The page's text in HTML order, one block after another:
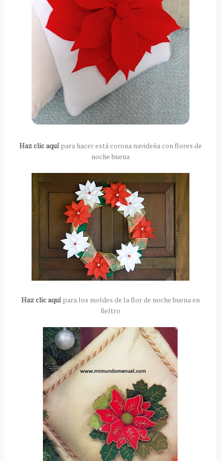
Haz clic aquí para hacer está corona navideña con flores de
noche buena
Haz clic aquípara los moldes de la flor de noche buena en
fieltro